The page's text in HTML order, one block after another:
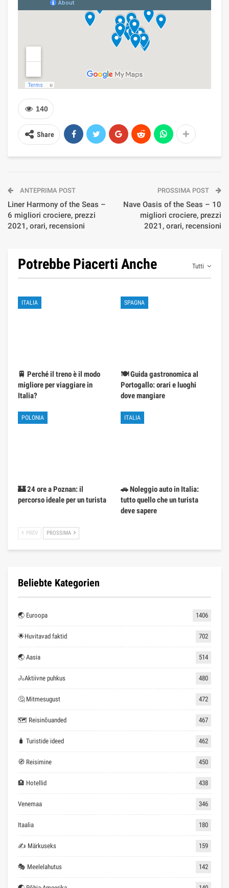
140
Share
ANTEPRIMA POST
Liner Harmony of the Seas –
6 migliori crociere, prezzi
2021, orari, recensioni
PROSSIMA POST
Nave Oasis of the Seas – 10
migliori crociere, prezzi
2021, orari, recensioni
Tutti
Potrebbe Piacerti Anche
ITALIA
🚆 Perché il treno è il modo
migliore per viaggiare in
Italia?
SPAGNA
🍽️ Guida gastronomica al
Portogallo: orari e luoghi
dove mangiare
POLONIA
🏰 24 ore a Poznan: il
percorso ideale per un turista
ITALIA
🚗 Noleggio auto in Italia:
tutto quello che un turista
deve sapere
PREV PROSSIMA
Beliebte Kategorien
🌏 Euroopa 1406
🌟Huvitavad faktid 702
🌏 Aasia 514
🚴Aktiivne puhkus 480
🤔 Mitmesugust 472
🗺 Reisinõuanded 467
🧳 Turistide ideed 462
🧭 Reisimine 450
🏨 Hotellid 438
Venemaa 346
Itaalia 180
✍ Märkuseks 159
🎭 Meelelahutus 142